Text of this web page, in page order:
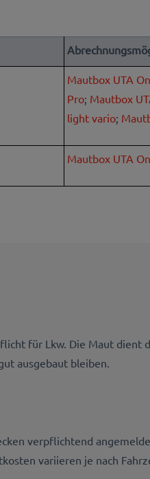
Mautbox UTA
Pro; Mautbox
light vario;
Mautbox UTA
für Lkw. Die Maut dient
ausgebaut bleiben.
verpflichtend
variieren je nach